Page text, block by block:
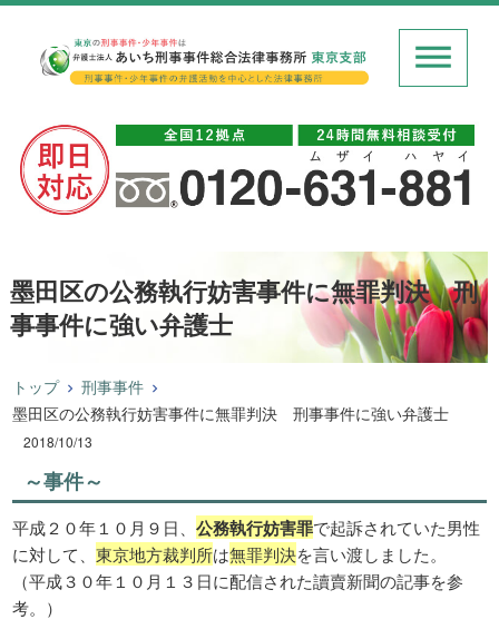
墨田区の公務執行妨害事件に無罪判決 刑
事事件に強い弁護士
トップ
刑事事件
墨田区の公務執行妨害事件に無罪判決 刑事事件に強い弁護士
2018/10/13
～事件～
平成２０年１０月９日、公務執行妨害罪で起訴されていた男性
に対して、東京地方裁判所は無罪判決を言い渡しました。
（平成３０年１０月１３日に配信された讀賣新聞の記事を参
考。）